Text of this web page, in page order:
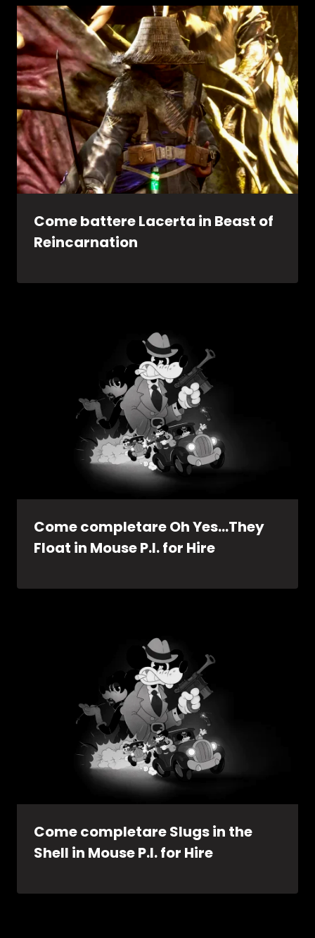
Come battere Lacerta in Beast of
Reincarnation
Come completare Oh Yes…They
Float in Mouse P.I. for Hire
Come completare Slugs in the
Shell in Mouse P.I. for Hire